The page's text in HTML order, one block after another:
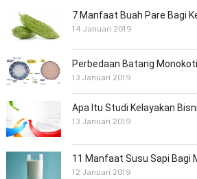
7 Manfaat Buah Pare Bagi
14 Januari 2019
Perbedaan Batang
13 Januari 2019
Apa Itu Studi Kelayakan
13 Januari 2019
11 Manfaat Susu Sapi Bagi
12 Januari 2019